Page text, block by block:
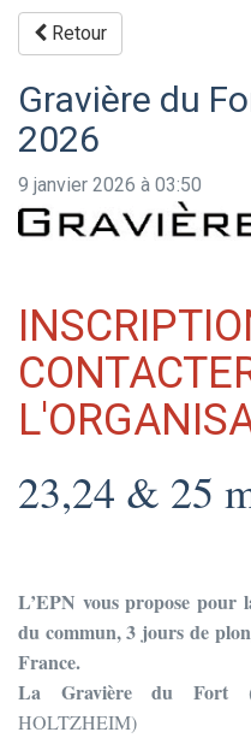
Retour
Gravière du
2026
9 janvier 2026 à 03:50
23,24 & 25
L’EPN vous propose pour
du commun, 3 jours de
France.
La Gravière du Fort
HOLTZHEIM)